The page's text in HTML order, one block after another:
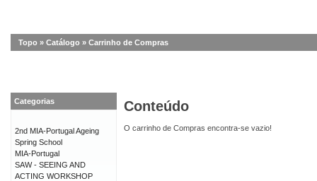
Topo » Catálogo » Carrinho de Compras
Conteúdo
O carrinho de Compras encontra-se vazio!
Categorias
2nd MIA-Portugal Ageing
Spring School
MIA-Portugal
SAW - SEEING AND
ACTING WORKSHOP